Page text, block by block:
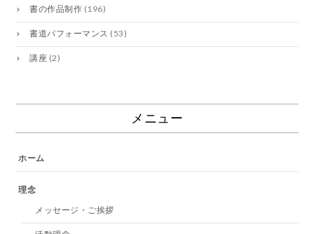
書の作品制作 (196)
書道パフォーマンス (53)
講座 (2)
メニュー
ホーム
理念
メッセージ・ご挨拶